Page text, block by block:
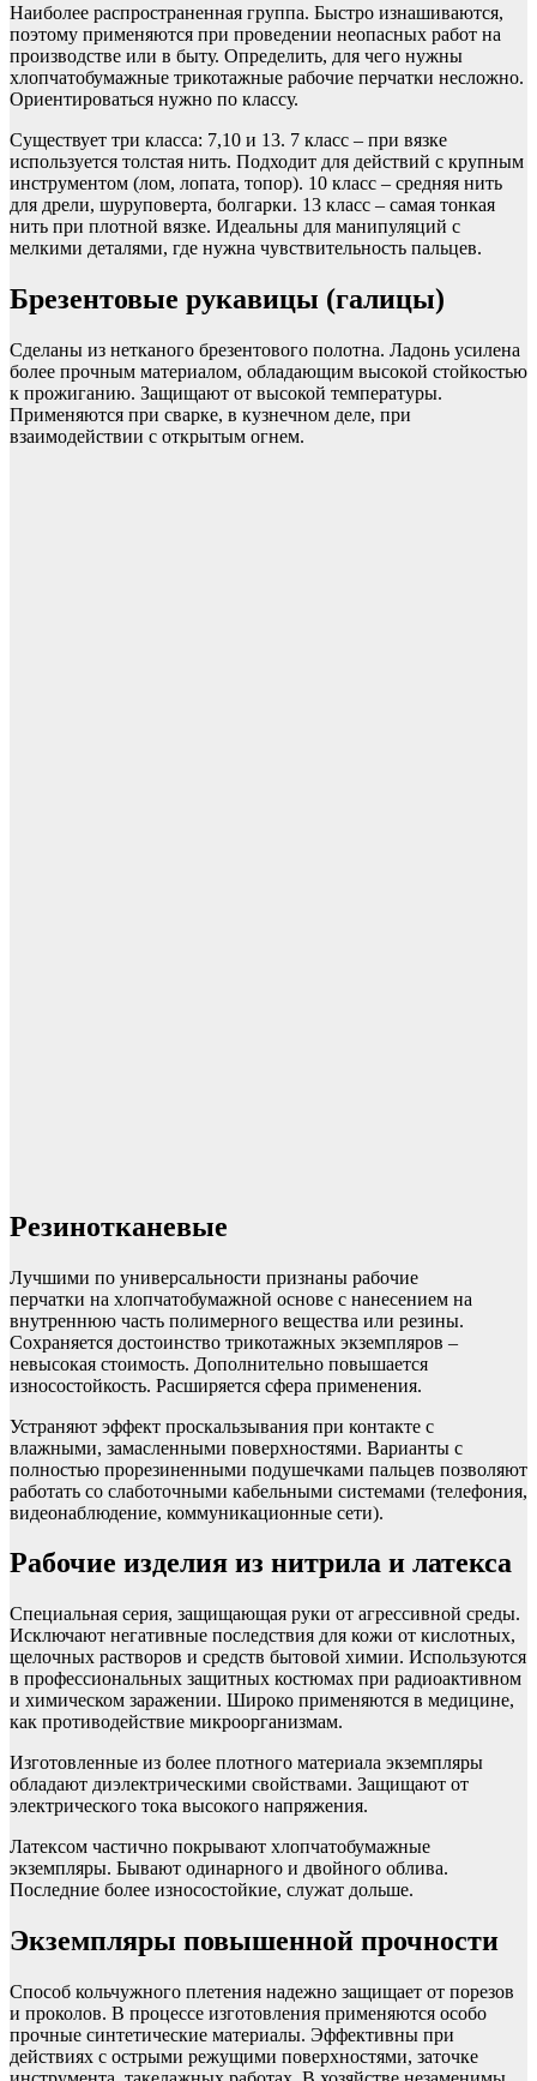
Наиболее распространенная группа. Быстро изнашиваются,
поэтому применяются при проведении неопасных работ на
производстве или в быту. Определить, для чего нужны
хлопчатобумажные трикотажные рабочие перчатки несложно.
Ориентироваться нужно по классу.
Существует три класса: 7,10 и 13. 7 класс – при вязке
используется толстая нить. Подходит для действий с крупным
инструментом (лом, лопата, топор). 10 класс – средняя нить
для дрели, шуруповерта, болгарки. 13 класс – самая тонкая
нить при плотной вязке. Идеальны для манипуляций с
мелкими деталями, где нужна чувствительность пальцев.
Брезентовые рукавицы (галицы)
Сделаны из нетканого брезентового полотна. Ладонь усилена
более прочным материалом, обладающим высокой стойкостью
к прожиганию. Защищают от высокой температуры.
Применяются при сварке, в кузнечном деле, при
взаимодействии с открытым огнем.
Резинотканевые
Лучшими по универсальности признаны рабочие
перчатки на хлопчатобумажной основе с нанесением на
внутреннюю часть полимерного вещества или резины.
Сохраняется достоинство трикотажных экземпляров –
невысокая стоимость. Дополнительно повышается
износостойкость. Расширяется сфера применения.
Устраняют эффект проскальзывания при контакте с
влажными, замасленными поверхностями. Варианты с
полностью прорезиненными подушечками пальцев позволяют
работать со слаботочными кабельными системами (телефония,
видеонаблюдение, коммуникационные сети).
Рабочие изделия из нитрила и латекса
Специальная серия, защищающая руки от агрессивной среды.
Исключают негативные последствия для кожи от кислотных,
щелочных растворов и средств бытовой химии. Используются
в профессиональных защитных костюмах при радиоактивном
и химическом заражении. Широко применяются в медицине,
как противодействие микроорганизмам.
Изготовленные из более плотного материала экземпляры
обладают диэлектрическими свойствами. Защищают от
электрического тока высокого напряжения.
Латексом частично покрывают хлопчатобумажные
экземпляры. Бывают одинарного и двойного облива.
Последние более износостойкие, служат дольше.
Экземпляры повышенной прочности
Способ кольчужного плетения надежно защищает от порезов
и проколов. В процессе изготовления применяются особо
прочные синтетические материалы. Эффективны при
действиях с острыми режущими поверхностями, заточке